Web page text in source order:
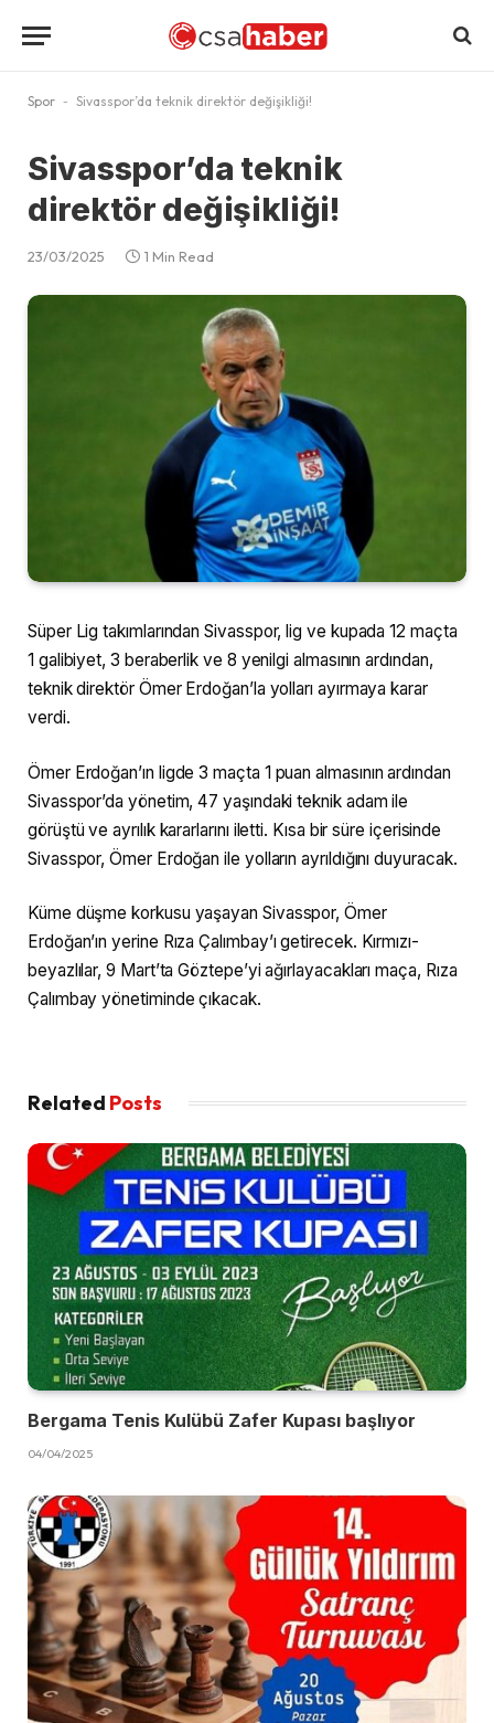
Spor - Sivasspor’da teknik direktör değişikliği!
Sivasspor’da teknik
direktör değişikliği!
23/03/2025 1 Min Read
Süper Lig takımlarından Sivasspor, lig ve kupada 12 maçta
1 galibiyet, 3 beraberlik ve 8 yenilgi almasının ardından,
teknik direktör Ömer Erdoğan’la yolları ayırmaya karar
verdi.
Ömer Erdoğan’ın ligde 3 maçta 1 puan almasının ardından
Sivasspor’da yönetim, 47 yaşındaki teknik adam ile
görüştü ve ayrılık kararlarını iletti. Kısa bir süre içerisinde
Sivasspor, Ömer Erdoğan ile yolların ayrıldığını duyuracak.
Küme düşme korkusu yaşayan Sivasspor, Ömer
Erdoğan’ın yerine Rıza Çalımbay’ı getirecek. Kırmızı-
beyazlılar, 9 Mart’ta Göztepe’yi ağırlayacakları maça, Rıza
Çalımbay yönetiminde çıkacak.
Related Posts
Bergama Tenis Kulübü Zafer Kupası başlıyor
04/04/2025